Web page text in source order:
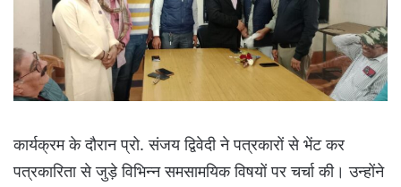
कार्यक्रम के दौरान प्रो. संजय द्विवेदी ने पत्रकारों से भेंट कर
पत्रकारिता से जुड़े विभिन्न समसामयिक विषयों पर चर्चा की। उन्होंने